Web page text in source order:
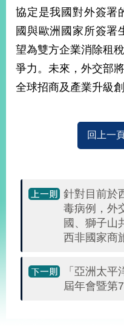
頁
站
導
覽
關
於
本
部
新
地
協定是我國對外簽署
國與歐洲國家所簽署
望為雙方企業消除租
爭力。未來，外交部
全球招商及產業升級
回上一
針對目前於
毒病例，外
國、獅子山
西非國家商
「亞洲太
屆年會暨第